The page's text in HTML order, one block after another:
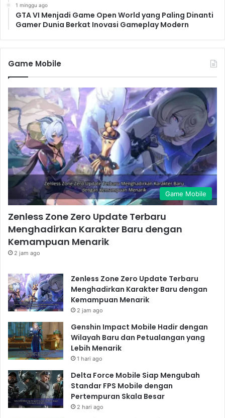
1 minggu ago
GTA VI Menjadi Game Open World yang Paling Dinanti
Gamer Dunia Berkat Inovasi Gameplay Modern
Game Mobile
Game Mobile
Zenless Zone Zero Update Terbaru
Menghadirkan Karakter Baru dengan
Kemampuan Menarik
2 jam ago
Zenless Zone Zero Update Terbaru
Menghadirkan Karakter Baru dengan
Kemampuan Menarik
2 jam ago
Genshin Impact Mobile Hadir dengan
Wilayah Baru dan Petualangan yang
Lebih Menarik
1 hari ago
Delta Force Mobile Siap Mengubah
Standar FPS Mobile dengan
Pertempuran Skala Besar
2 hari ago